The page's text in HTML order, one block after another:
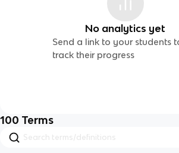
No analytics yet
Send a link to your students
track their progress
100 Terms